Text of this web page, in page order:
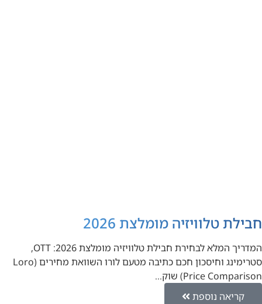
חבילת טלוויזיה מומלצת 2026
המדריך המלא לבחירת חבילת טלוויזיה מומלצת 2026: OTT,
סטרימינג וחיסכון חכם כתיבה מטעם לורו השוואת מחירים (Loro
Price Comparison) שוק…
קריאה נוספת